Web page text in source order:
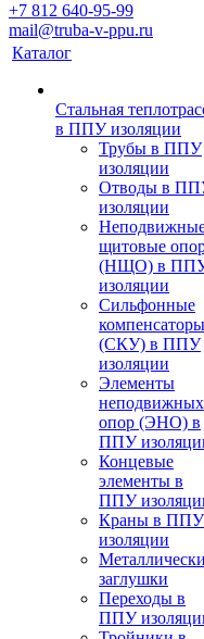
+7 812 640-95-99
mail@truba-v-ppu.ru
Каталог
Стальная
в ППУ изоляции
Трубы в ППУ
изоляции
Отводы в
изоляции
щитовые
(НЩО) в
изоляции
Cильфонные
компенсаторы
(СКУ) в ППУ
изоляции
Элементы
неподвижных
опор (ЭНО) в
ППУ
Концевые
элементы в
ППУ
Краны в ППУ
изоляции
заглушки
Переходы в
ППУ